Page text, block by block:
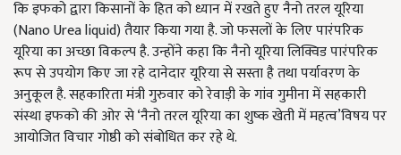
कि इफको द्वारा किसानों के हित को ध्यान में रखते हुए नैनो तरल यूरिया
(Nano Urea liquid) तैयार किया गया है. जो फसलों के लिए पारंपरिक
यूरिया का अच्छा विकल्प है. उन्होंने कहा कि नैनो यूरिया लिक्विड पारंपरिक
रूप से उपयोग किए जा रहे दानेदार यूरिया से सस्ता है तथा पर्यावरण के
अनुकूल है. सहकारिता मंत्री गुरुवार को रेवाड़ी के गांव गुमीना में सहकारी
संस्था इफको की ओर से ‘नैनो तरल यूरिया का शुष्क खेती में महत्व’विषय पर
आयोजित विचार गोष्ठी को संबोधित कर रहे थे.